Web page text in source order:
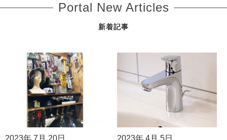
Portal New Articles
新着記事